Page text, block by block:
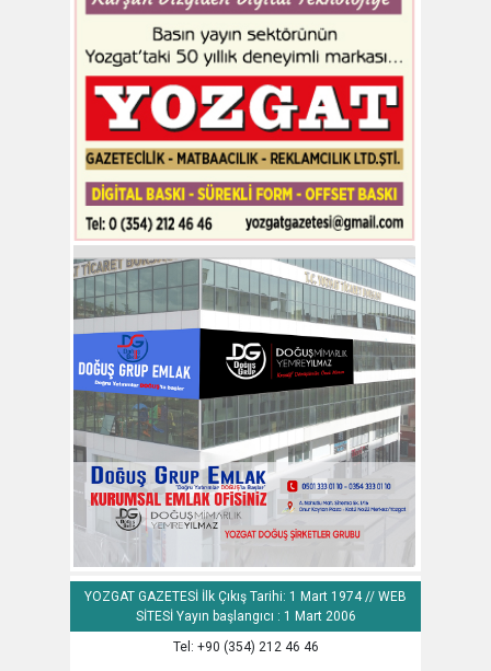
YOZGAT GAZETESİ İlk Çıkış Tarihi: 1 Mart 1974 // WEB
SİTESİ Yayın başlangıcı : 1 Mart 2006
Tel: +90 (354) 212 46 46